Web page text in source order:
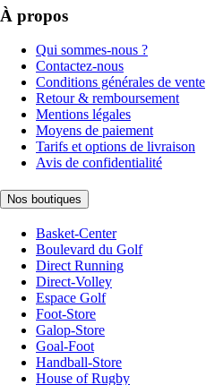
À propos
Qui sommes-nous ?
Contactez-nous
Conditions générales de vente
Retour & remboursement
Mentions légales
Moyens de paiement
Tarifs et options de livraison
Avis de confidentialité
Nos boutiques
Basket-Center
Boulevard du Golf
Direct Running
Direct-Volley
Espace Golf
Foot-Store
Galop-Store
Goal-Foot
Handball-Store
House of Rugby